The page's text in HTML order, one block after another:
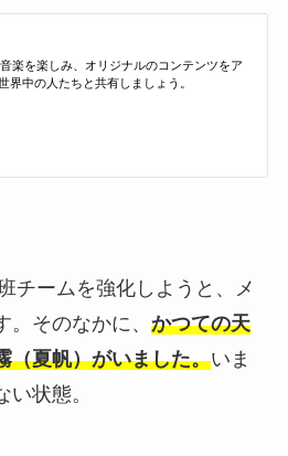
チームを強化しようと、メ
そのなかに、 かつての天
（夏帆）がいました。いま
状態。